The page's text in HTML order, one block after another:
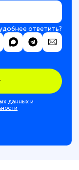
ответить?
данных и